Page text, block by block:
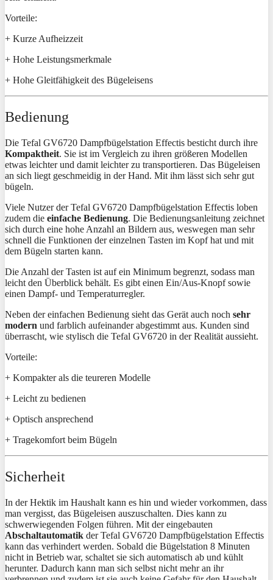
Vorteile:
+ Kurze Aufheizzeit
+ Hohe Leistungsmerkmale
+ Hohe Gleitfähigkeit des Bügeleisens
Bedienung
Die Tefal GV6720 Dampfbügelstation Effectis besticht durch ihre
Kompaktheit. Sie ist im Vergleich zu ihren größeren Modellen
etwas leichter und damit leichter zu transportieren. Das Bügeleisen
an sich liegt geschmeidig in der Hand. Mit ihm lässt sich sehr gut
bügeln.
Viele Nutzer der Tefal GV6720 Dampfbügelstation Effectis loben
zudem die einfache Bedienung. Die Bedienungsanleitung zeichnet
sich durch eine hohe Anzahl an Bildern aus, weswegen man sehr
schnell die Funktionen der einzelnen Tasten im Kopf hat und mit
dem Bügeln starten kann.
Die Anzahl der Tasten ist auf ein Minimum begrenzt, sodass man
leicht den Überblick behält. Es gibt einen Ein/Aus-Knopf sowie
einen Dampf- und Temperaturregler.
Neben der einfachen Bedienung sieht das Gerät auch noch sehr
modern und farblich aufeinander abgestimmt aus. Kunden sind
überrascht, wie stylisch die Tefal GV6720 in der Realität aussieht.
Vorteile:
+ Kompakter als die teureren Modelle
+ Leicht zu bedienen
+ Optisch ansprechend
+ Tragekomfort beim Bügeln
Sicherheit
In der Hektik im Haushalt kann es hin und wieder vorkommen, dass
man vergisst, das Bügeleisen auszuschalten. Dies kann zu
schwerwiegenden Folgen führen. Mit der eingebauten
Abschaltautomatik der Tefal GV6720 Dampfbügelstation Effectis
kann das verhindert werden. Sobald die Bügelstation 8 Minuten
nicht in Betrieb war, schaltet sie sich automatisch ab und kühlt
herunter. Dadurch kann man sich selbst nicht mehr an ihr